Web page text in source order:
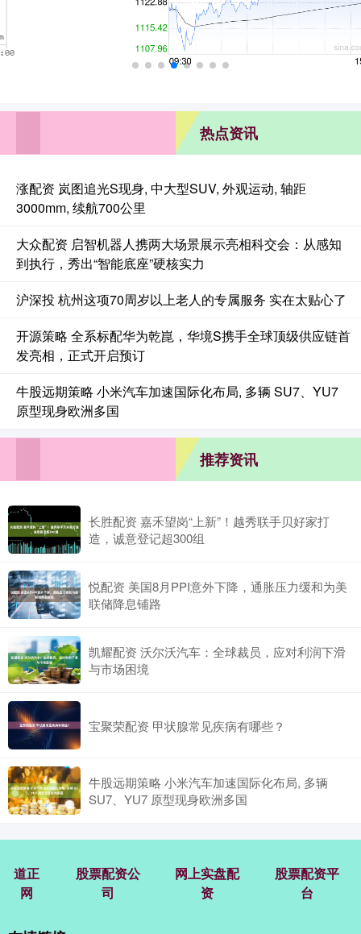
热点资讯
涨配资 岚图追光S现身, 中大型SUV, 外观运动, 轴距
3000mm, 续航700公里
大众配资 启智机器人携两大场景展示亮相科交会：从感知
到执行，秀出“智能底座”硬核实力
沪深投 杭州这项70周岁以上老人的专属服务 实在太贴心了
开源策略 全系标配华为乾崑，华境S携手全球顶级供应链首
发亮相，正式开启预订
牛股远期策略 小米汽车加速国际化布局, 多辆 SU7、YU7
原型现身欧洲多国
推荐资讯
长胜配资 嘉禾望岗“上新”！越秀联手贝好家打
造，诚意登记超300组
悦配资 美国8月PPI意外下降，通胀压力缓和为美
联储降息铺路
凯耀配资 沃尔沃汽车：全球裁员，应对利润下滑
与市场困境
宝聚荣配资 甲状腺常见疾病有哪些？
牛股远期策略 小米汽车加速国际化布局, 多辆
SU7、YU7 原型现身欧洲多国
道正
网
股票配资公
司
网上实盘配
资
股票配资平
台